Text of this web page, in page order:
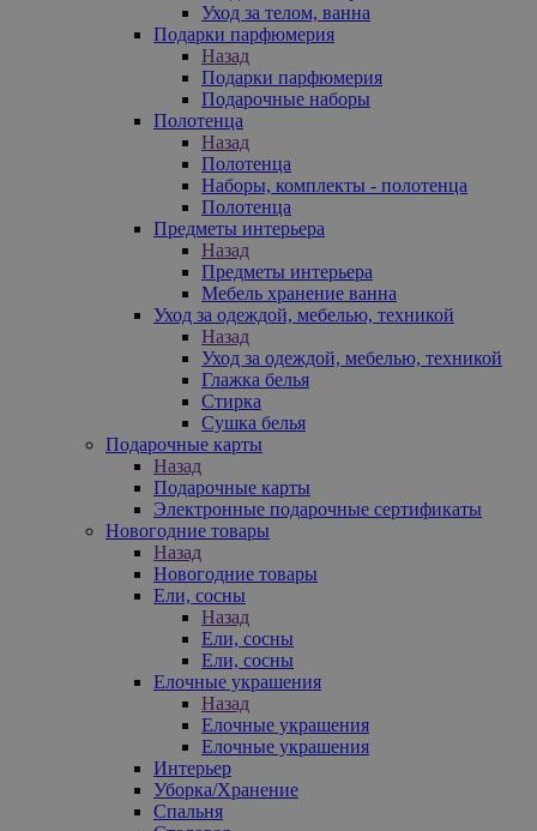
Уход за телом, ванна
Подарки парфюмерия
Назад
Подарки парфюмерия
Подарочные наборы
Полотенца
Назад
Полотенца
Наборы, комплекты - полотенца
Полотенца
Предметы интерьера
Назад
Предметы интерьера
Мебель хранение ванна
Уход за одеждой, мебелью, техникой
Назад
Уход за одеждой, мебелью, техникой
Глажка белья
Стирка
Сушка белья
Подарочные карты
Назад
Подарочные карты
Электронные подарочные сертификаты
Новогодние товары
Назад
Новогодние товары
Ели, сосны
Назад
Ели, сосны
Ели, сосны
Елочные украшения
Назад
Елочные украшения
Елочные украшения
Интерьер
Уборка/Хранение
Спальня